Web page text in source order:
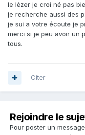
le lézer je croi né pas
je recherche aussi des
je sui a votre écoute je
merci si je peu avoir un
tous.
Citer
Rejoindre le
Pour poster un